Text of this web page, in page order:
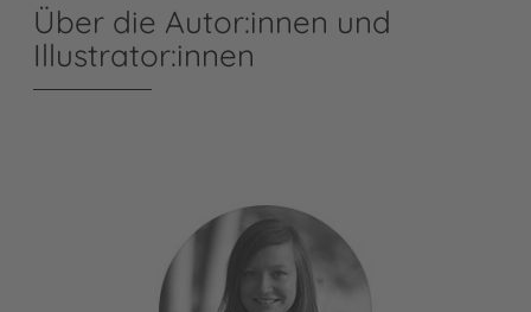
Über die Autor:innen und
Illustrator:innen